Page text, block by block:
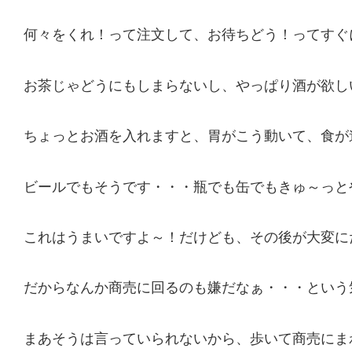
何々をくれ！って注文して、お待ちどう！ってす
お茶じゃどうにもしまらないし、やっぱり酒が欲
ちょっとお酒を入れますと、胃がこう動いて、食
ビールでもそうです・・・瓶でも缶でもきゅ～っ
これはうまいですよ～！だけども、その後が大変
だからなんか商売に回るのも嫌だなぁ・・・とい
まあそうは言っていられないから、歩いて商売に